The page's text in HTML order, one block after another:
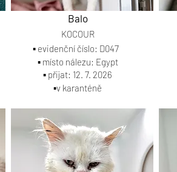
Balo
▪️ evidenční číslo: D047
▪️ místo nálezu: Egypt
▪️ přijat: 12. 7. 2026
▪️v karanténě
KOCOUR